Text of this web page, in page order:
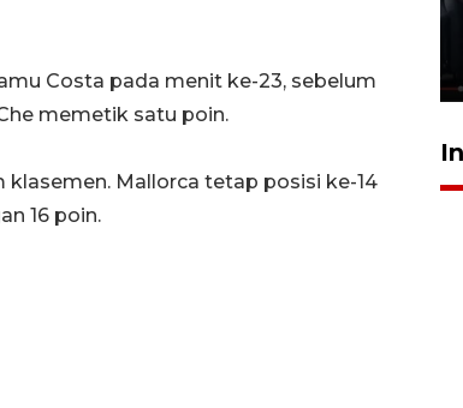
Costa pada menit ke-23, sebelum
memetik satu poin.
Mallorca tetap posisi ke-14
16 poin.
21 Juli 2026 15:45